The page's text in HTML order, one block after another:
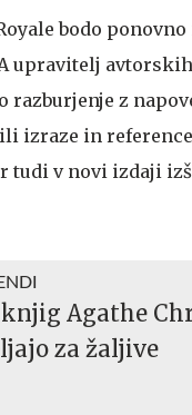
bodo
upravitelj
z
izraze in
tudi v novi izdaji
Agathe
za žaljive